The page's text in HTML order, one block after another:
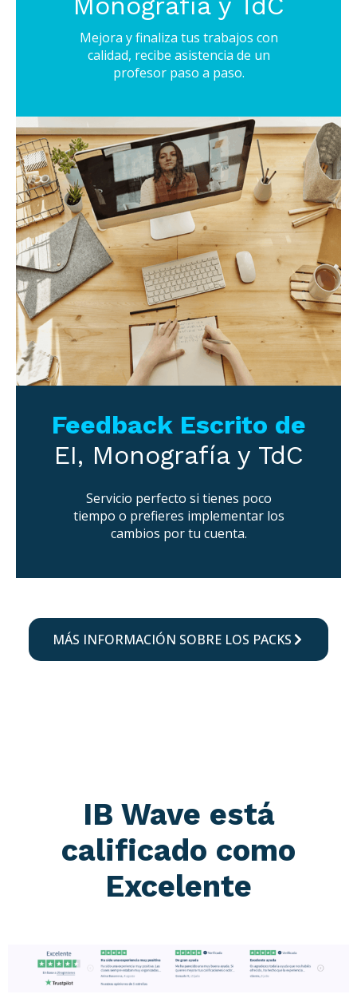
Mejora y finaliza tus trabajos con
calidad, recibe asistencia de un
profesor paso a paso.
Feedback Escrito de
EI, Monografía y TdC
Servicio perfecto si tienes poco
tiempo o prefieres implementar los
cambios por tu cuenta.
MÁS INFORMACIÓN SOBRE LOS PACKS
IB Wave está
calificado como
Excelente